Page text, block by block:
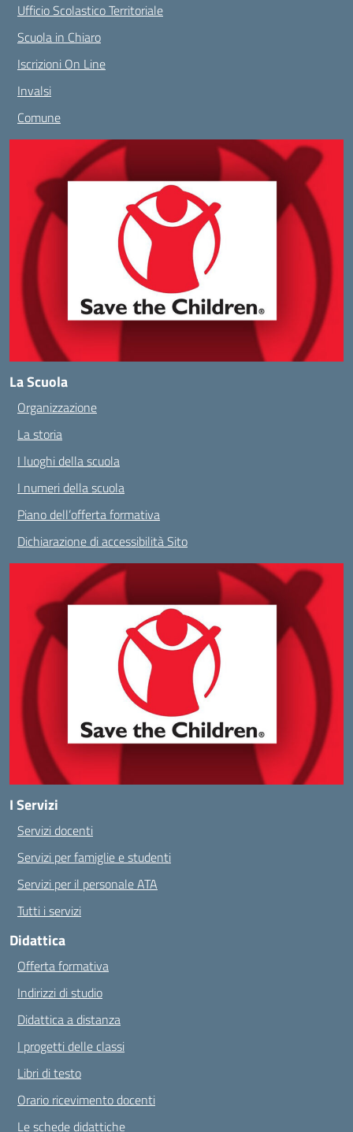
Ufficio Scolastico Territoriale
Scuola in Chiaro
Iscrizioni On Line
Invalsi
Comune
La Scuola
Organizzazione
La storia
I luoghi della scuola
I numeri della scuola
Piano dell’offerta formativa
Dichiarazione di accessibilità Sito
I Servizi
Servizi docenti
Servizi per famiglie e studenti
Servizi per il personale ATA
Tutti i servizi
Didattica
Offerta formativa
Indirizzi di studio
Didattica a distanza
I progetti delle classi
Libri di testo
Orario ricevimento docenti
Le schede didattiche